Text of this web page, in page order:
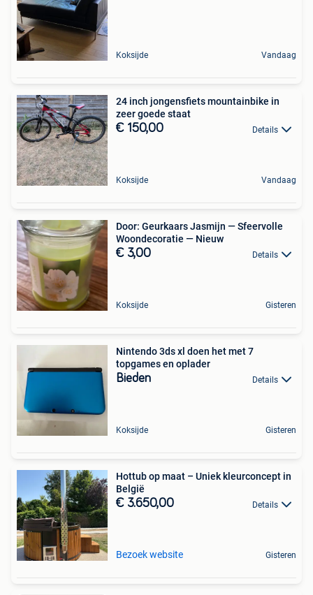
Koksijde Vandaag
24 inch jongensfiets mountainbike in
zeer goede staat
€ 150,00 Details
Koksijde Vandaag
Door: Geurkaars Jasmijn — Sfeervolle
Woondecoratie — Nieuw
€ 3,00 Details
Koksijde Gisteren
Nintendo 3ds xl doen het met 7
topgames en oplader
Bieden Details
Koksijde Gisteren
Hottub op maat – Uniek kleurconcept in
België
€ 3.650,00 Details
Bezoek website Gisteren